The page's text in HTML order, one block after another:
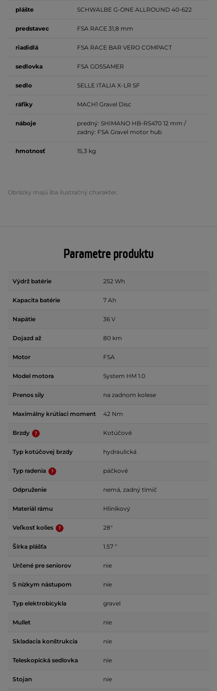
plášte SCHWALBE G-ONE ALLROUND 40-622
predstavec FSA RACE 31,8 mm
riadidlá FSA RACE BAR VERO COMPACT
sedlovka FSA GOSSAMER
sedlo SELLE ITALIA X-LR SF
ráfiky MACH1 Gravel Disc
náboje
predný: SHIMANO HB-RS470 12 mm /
zadný: FSA Gravel motor hub
hmotnosť 15,3 kg
Obrázky majú iba ilustračný charakter.
Parametre produktu
Výdrž batérie 252 Wh
Kapacita batérie 7 Ah
Napätie 36 V
Dojazd až 80 km
Motor FSA
Model motora System HM 1.0
Prenos sily na zadnom kolese
Maximálny krútiaci moment 42 Nm
Brzdy Kotúčové
Typ kotúčovej brzdy hydraulická
Typ radenia páčkové
Odpruženie nemá, zadný tlmič
Materiál rámu Hliníkový
Veľkosť kolies 28"
Šírka plášťa 1.57 "
Určené pre seniorov nie
S nízkym nástupom nie
Typ elektrobicykla gravel
Mullet nie
Skladacia konštrukcia nie
Teleskopická sedlovka nie
Stojan nie